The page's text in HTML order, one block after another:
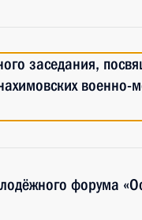
заседания,
военно-
форума